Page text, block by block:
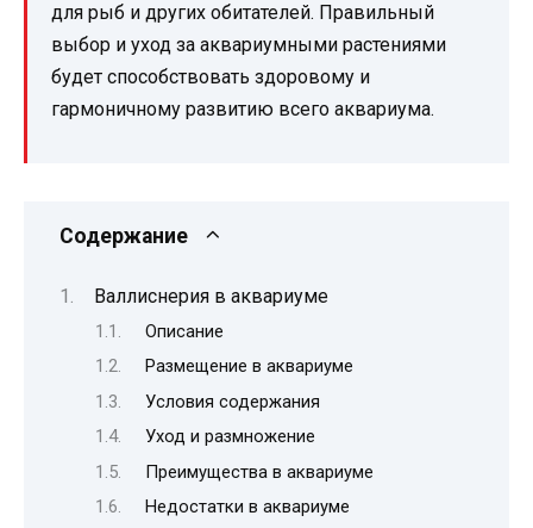
для рыб и других обитателей. Правильный
выбор и уход за аквариумными растениями
будет способствовать здоровому и
гармоничному развитию всего аквариума.
Содержание
Валлиснерия в аквариуме
Описание
Размещение в аквариуме
Условия содержания
Уход и размножение
Преимущества в аквариуме
Недостатки в аквариуме